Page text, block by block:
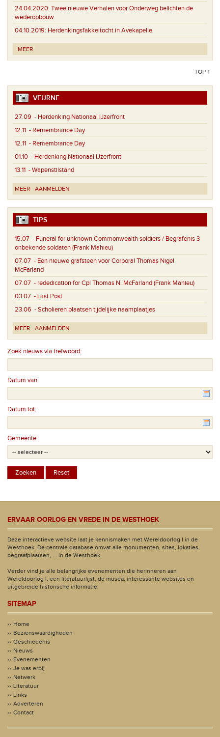
24.04.2020: Twee nieuwe Verhalen voor Onderweg belichten de
wederopbouw
04.10.2019: Herdenkingsfakkeltocht in Avekapelle
MEER
TOP ↑
VEURNE
27.09 - Herdenking Nationaal IJzerfront
12.11 - Remembrance Day
12.11 - Remembrance Day
01.10 - Herdenking Nationaal IJzerfront
13.11 - Wapenstilstand
MEER AANMELDEN
TIPS
15.07 - Funeral for unknown Commonwealth soldiers / Begrafenis 3
onbekende soldaten (Frank Mahieu)
07.07 - Een nieuwe grafsteen voor Corporal Thomas Nigel
McFarland
07.07 - rededication for Cpl Thomas N. McFarland (Frank Mahieu)
03.07 - Last Post
23.06 - Scholieren plaatsen tijdelijke naamplaatjes
MEER AANMELDEN
Zoek nieuws via trefwoord:
Datum van:
Datum tot:
Gemeente:
ERVAAR OORLOG EN VREDE IN DE WESTHOEK
Deze interactieve website laat je kennismaken met Wereldoorlog I in de
Westhoek. De centrale database omvat alle monumenten, sites, lokaties,
begraafplaatsen, ... in de Westhoek.
Verder vind je alle belangrijke evenementen die herinneren aan
Wereldoorlog I, een literatuurlijst, de musea, interessante websites en
uitgebreide historische informatie.
SITEMAP
Home
Bezienswaardigheden
Geschiedenis
Nieuws
Evenementen
Je was erbij
Netwerk
Literatuur
Links
Adverteren
Contact